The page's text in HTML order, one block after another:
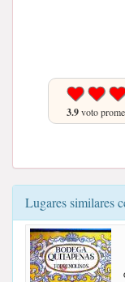
3.9voto
Lugares similares